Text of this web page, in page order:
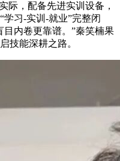
际，配备先进实训设备，
习-实训-就业”完整闭
内卷更靠谱。”秦笑楠果
技能深耕之路。